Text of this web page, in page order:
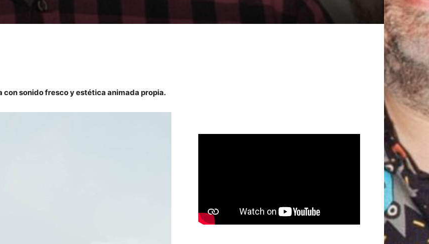
con sonido fresco y estética animada propia.